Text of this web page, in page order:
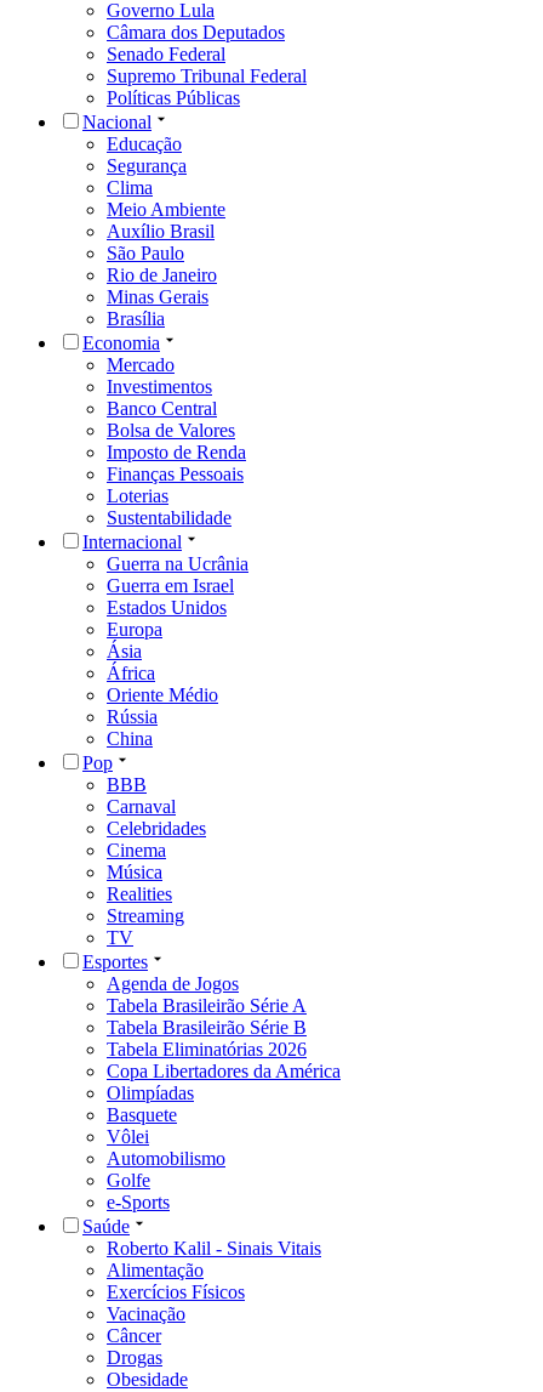
Governo Lula
Câmara dos Deputados
Senado Federal
Supremo Tribunal Federal
Políticas Públicas
Nacional
Educação
Segurança
Clima
Meio Ambiente
Auxílio Brasil
São Paulo
Rio de Janeiro
Minas Gerais
Brasília
Economia
Mercado
Investimentos
Banco Central
Bolsa de Valores
Imposto de Renda
Finanças Pessoais
Loterias
Sustentabilidade
Internacional
Guerra na Ucrânia
Guerra em Israel
Estados Unidos
Europa
Ásia
África
Oriente Médio
Rússia
China
Pop
BBB
Carnaval
Celebridades
Cinema
Música
Realities
Streaming
TV
Esportes
Agenda de Jogos
Tabela Brasileirão Série A
Tabela Brasileirão Série B
Tabela Eliminatórias 2026
Copa Libertadores da América
Olimpíadas
Basquete
Vôlei
Automobilismo
Golfe
e-Sports
Saúde
Roberto Kalil - Sinais Vitais
Alimentação
Exercícios Físicos
Vacinação
Câncer
Drogas
Obesidade